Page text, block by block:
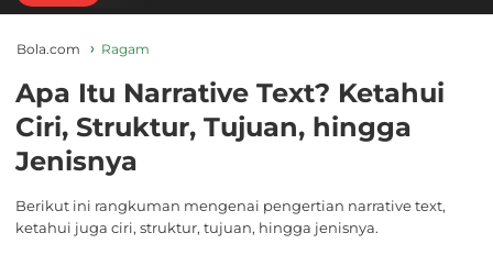
Bola.com Ragam
Apa Itu Narrative Text? Ketahui
Ciri, Struktur, Tujuan, hingga
Jenisnya
Berikut ini rangkuman mengenai pengertian narrative text,
ketahui juga ciri, struktur, tujuan, hingga jenisnya.